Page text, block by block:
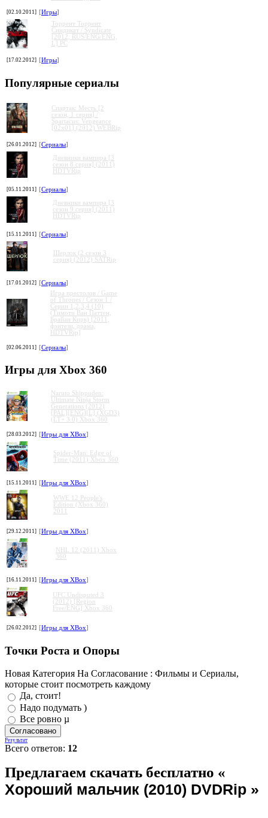
[02.10.2011] [Игры]
Торрент Торрент
Cиндикат / Syndicate
[2012, RUS/ENG/ENG,
L] PC
[17.02.2012] [Игры]
Популярные сериалы
Спартак: Месть [2
сезон, 1 серия] /
Spartacus: Vengeance
[02x01] (2012) WEBRip
[26.01.2012] [Сериалы]
Дневники вампира [3
сезон 8 серия] (2011)
HDTVRip
[05.11.2011] [Сериалы]
Дневники вампира [3
сезон 9 серия] (2011)
HDTVRip
[15.11.2011] [Сериалы]
Шерлок (2 сезон 3
серия) (2012) SATRip
[17.01.2012] [Сериалы]
Игра престолов / Game
of Thrones / Сезон 1 /
Серии 1,2,3,4 (10)
(Тимоти Ван Паттен,
Брайан Кирк) [2011,
фэнтези, драма,
HDTVRip]
[02.06.2011] [Сериалы]
Игры для Xbox 360
Naruto Shippuden:
Ultimate Ninja Storm
Generations (2012)
[PAL][ENG][L] (XGD3)
(LT+ 3.0) Xbox 360
[28.03.2012] [Игры для XBox]
Spider-Man: Edge of
Time (2011) Xbox 360
[15.11.2011] [Игры для XBox]
WWE 12 People's
Edition (Xbox 360)
2011
[29.12.2011] [Игры для XBox]
NHL 12 (2011) Xbox
360
[16.11.2011] [Игры для XBox]
UFC Undisputed 3
(2012) [Region
Free/ENG] Xbox 360
[26.02.2012] [Игры для XBox]
Точки Роста и Опоры
Новая Категория На Согласование : Фильмы и Сериалы,
которые стоит посмотреть каждому
Да, стоит!
Надо подумать )
Все ровно µ
Результат
Всего ответов: 12